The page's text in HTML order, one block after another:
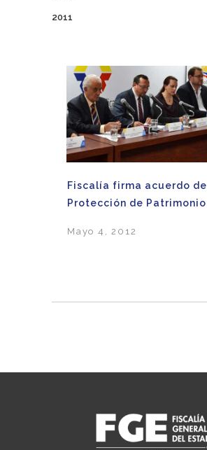
2011
Fiscalía firma acuerdo de
Protección de Patrimonio
Mayo 4, 2012